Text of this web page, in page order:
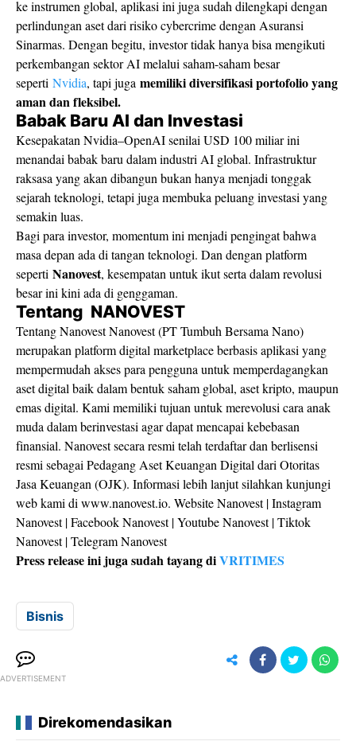
ke instrumen global, aplikasi ini juga sudah dilengkapi dengan
perlindungan aset dari risiko cybercrime dengan Asuransi
Sinarmas. Dengan begitu, investor tidak hanya bisa mengikuti
perkembangan sektor AI melalui saham-saham besar
seperti Nvidia, tapi juga memiliki diversifikasi portofolio yang
aman dan fleksibel.
Babak Baru AI dan Investasi
Kesepakatan Nvidia–OpenAI senilai USD 100 miliar ini
menandai babak baru dalam industri AI global. Infrastruktur
raksasa yang akan dibangun bukan hanya menjadi tonggak
sejarah teknologi, tetapi juga membuka peluang investasi yang
semakin luas.
Bagi para investor, momentum ini menjadi pengingat bahwa
masa depan ada di tangan teknologi. Dan dengan platform
seperti Nanovest, kesempatan untuk ikut serta dalam revolusi
besar ini kini ada di genggaman.
Tentang NANOVEST
Tentang Nanovest Nanovest (PT Tumbuh Bersama Nano)
merupakan platform digital marketplace berbasis aplikasi yang
mempermudah akses para pengguna untuk memperdagangkan
aset digital baik dalam bentuk saham global, aset kripto, maupun
emas digital. Kami memiliki tujuan untuk merevolusi cara anak
muda dalam berinvestasi agar dapat mencapai kebebasan
finansial. Nanovest secara resmi telah terdaftar dan berlisensi
resmi sebagai Pedagang Aset Keuangan Digital dari Otoritas
Jasa Keuangan (OJK). Informasi lebih lanjut silahkan kunjungi
web kami di www.nanovest.io. Website Nanovest | Instagram
Nanovest | Facebook Nanovest | Youtube Nanovest | Tiktok
Nanovest | Telegram Nanovest
Press release ini juga sudah tayang diVRITIMES
Bisnis
ADVERTISEMENT
Direkomendasikan